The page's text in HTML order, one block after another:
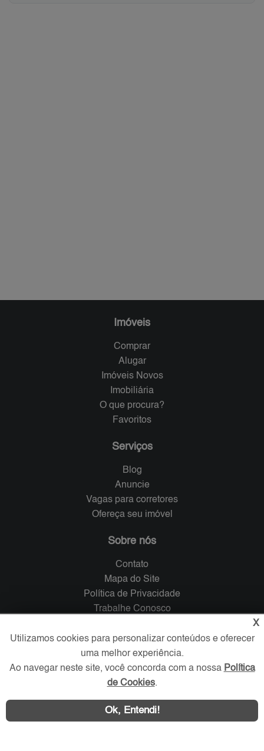
Imóveis
Comprar
Alugar
Imóveis Novos
Imobiliária
O que procura?
Favoritos
Serviços
Blog
Anuncie
Vagas para corretores
Ofereça seu imóvel
Sobre nós
Contato
Mapa do Site
Política de Privacidade
Trabalhe Conosco
Verificada por
Redes Sociais
X
Utilizamos cookies para personalizar conteúdos e oferecer
uma melhor experiência.
Ao navegar neste site, você concorda com a nossa Política
de Cookies.
Ok, Entendi!